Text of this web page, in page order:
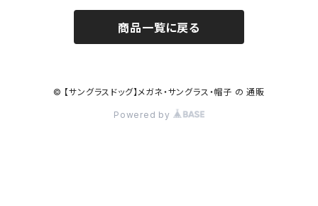
CHARME (シャルム)
OAkley オークリー
ポロ ラルフローレン Polo Ralph Lauren
ニューバランス NEWBALANCE
サングラス
商品一覧に戻る
© 【サングラスドッグ】メガネ・サングラス・帽子 の 通販
Powered by